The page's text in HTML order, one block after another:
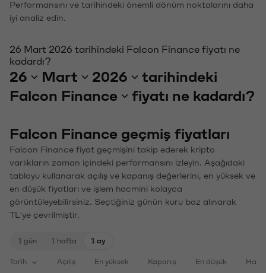
Performansını ve tarihindeki önemli dönüm noktalarını daha
iyi analiz edin.
26 Mart 2026 tarihindeki Falcon Finance fiyatı ne
kadardı?
26 Mart 2026
tarihindeki
Falcon Finance
fiyatı ne kadardı?
Falcon Finance geçmiş fiyatları
Falcon Finance fiyat geçmişini takip ederek kripto
varlıkların zaman içindeki performansını izleyin. Aşağıdaki
tabloyu kullanarak açılış ve kapanış değerlerini, en yüksek ve
en düşük fiyatları ve işlem hacmini kolayca
görüntüleyebilirsiniz. Seçtiğiniz günün kuru baz alınarak
TL'ye çevrilmiştir.
1 gün 1 hafta 1 ay
Tarih Açılış En yüksek Kapanış En düşük